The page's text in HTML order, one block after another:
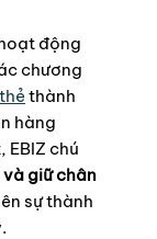
động
chương
thẻthành
hàng
chú
giữ chân
sự thành